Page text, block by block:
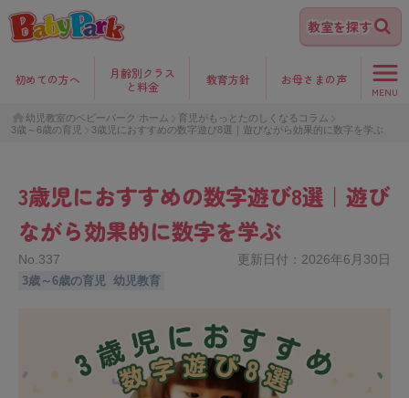
教室を探す
初めての方へ
月齢別クラス
と料金
教育方針 お母さまの声
MENU
幼児教室のベビーパーク ホーム
育児がもっとたのしくなるコラム
3歳～6歳の育児
3歳児におすすめの数字遊び8選｜遊びながら効果的に数字を学ぶ
3歳児におすすめの数字遊び8選｜遊び
ながら効果的に数字を学ぶ
No. 337 更新日付： 2026年6月30日
3歳～6歳の育児 幼児教育